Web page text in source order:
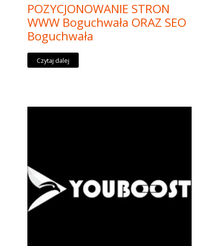
POZYCJONOWANIE STRON
WWW Boguchwała ORAZ SEO
Boguchwała
Czytaj dalej